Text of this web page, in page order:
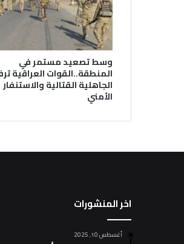
وسط تصعيد مستمر في
المنطقة..القوات العراقية
الجاهلية القتالية والاستنفار
الأمني
اخر المنشورات
أغسطس 10, 2025